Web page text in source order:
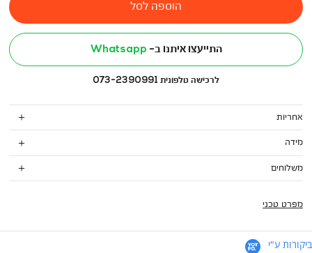
הוספה לסל
התייעצו איתנו ב- Whatsapp
לרכישה טלפונית 073-2390991
אחריות
מידה
משלוחים
מפרט טכני
ביקורות ע"י